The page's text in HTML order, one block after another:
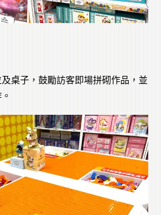
桌子，鼓勵訪客即場拼砌作品，並